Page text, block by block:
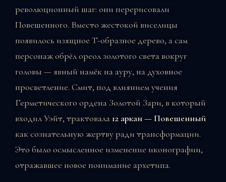
революционный шаг: они перерисовали
Повешенного. Вместо жестокой виселицы
появилось изящное T-образное дерево, а сам
персонаж обрёл ореол золотого света вокруг
головы — явный намёк на ауру, на духовное
просветление. Смит, под влиянием учения
Герметического ордена Золотой Зари, в который
входил Уэйт, трактовала12 аркан — Повешенный
как сознательную жертву ради трансформации.
Это было осмысленное изменение иконографии,
отражавшее новое понимание архетипа.